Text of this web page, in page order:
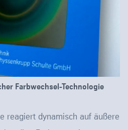
Farbwechsel-Technologie
reagiert dynamisch auf äußere